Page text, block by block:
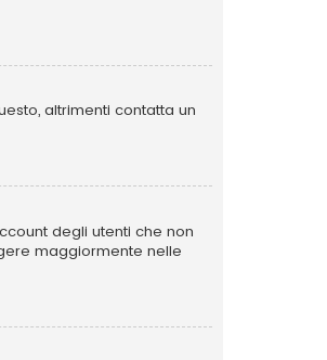
altrimenti contatta un
degli utenti che non
maggiormente nelle